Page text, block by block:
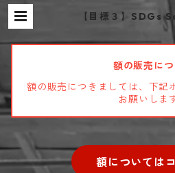
【目標３】SDGs
（正）靴下
額の販売につ
額の販売につきましては、下記
お願いしま
額については